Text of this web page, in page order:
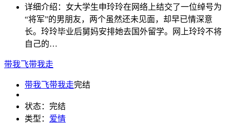
详细介绍： 女大学生申玲玲在网络上结交了一位绰号为
“将军”的男朋友，两个虽然还未见面，却早已情深意
长。玲玲毕业后舅妈安排她去国外留学。网上玲玲不将
自己的…
带我飞带我走
带我飞带我走完结
状态： 完结
类型： 爱情